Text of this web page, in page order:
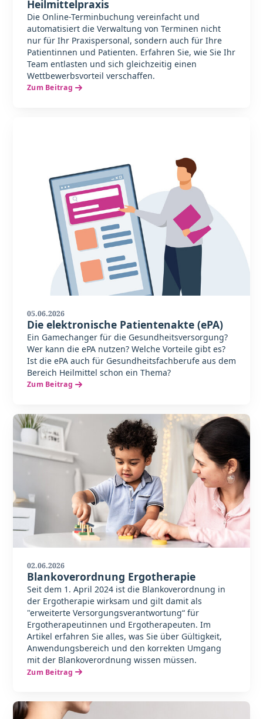
Heilmittelpraxis
Die Online-Terminbuchung vereinfacht und
automatisiert die Verwaltung von Terminen nicht
nur für Ihr Praxispersonal, sondern auch für Ihre
Patientinnen und Patienten. Erfahren Sie, wie Sie Ihr
Team entlasten und sich gleichzeitig einen
Wettbewerbsvorteil verschaffen.
Zum Beitrag
05.06.2026
Die elektronische Patientenakte (ePA)
Ein Gamechanger für die Gesundheitsversorgung?
Wer kann die ePA nutzen? Welche Vorteile gibt es?
Ist die ePA auch für Gesundheitsfachberufe aus dem
Bereich Heilmittel schon ein Thema?
Zum Beitrag
02.06.2026
Blankoverordnung Ergotherapie
Seit dem 1. April 2024 ist die Blankoverordnung in
der Ergotherapie wirksam und gilt damit als
"erweiterte Versorgungsverantwortung“ für
Ergotherapeutinnen und Ergotherapeuten. Im
Artikel erfahren Sie alles, was Sie über Gültigkeit,
Anwendungsbereich und den korrekten Umgang
mit der Blankoverordnung wissen müssen.
Zum Beitrag